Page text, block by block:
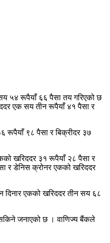
५४ रूपैयाँ ६६ पैसा तय गरिएको छ
एक सय तीन रूपैयाँ ४१ पैसा र
रूपैयाँ ९८ पैसा र बिक्रीदर ३७
खरिददर ३१ रूपैयाँ २८ पैसा र
र डेनिस क्रोनर एकको खरिददर
एकको खरिददर तीन सय ६८
जनाएको छ । वाणिज्य बैंकले